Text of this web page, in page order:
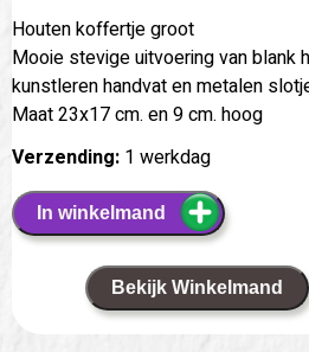
Houten koffertje groot
Mooie stevige uitvoering van blank
kunstleren handvat en metalen
Maat 23x17 cm. en 9 cm. hoog
Verzending: 1 werkdag
In winkelmand
Bekijk Winkelmand